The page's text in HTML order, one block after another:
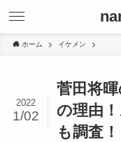
ホーム イケメン
菅田将
の理由
も調査！
2022
1/02